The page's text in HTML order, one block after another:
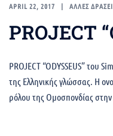
APRIL 22, 2017 ΑΛΛΕΣ
PROJECT
PROJECT “ODYSSEUS” του
της Ελληνικής γλώσσας. Η
ρόλου της Ομοσπονδίας